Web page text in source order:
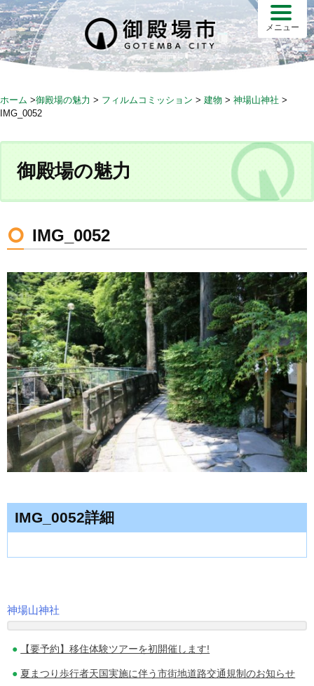
S
k
i
p
c
n
メニュー
ホーム >御殿場の魅力 > フィルムコミッション > 建物 > 神場山神社 >
IMG_0052
御殿場の魅力
IMG_0052
IMG_0052詳細
投
稿
ナ
神場山神社
【要予約】移住体験ツアーを初開催します!
夏まつり歩行者天国実施に伴う市街地道路交通規制のお知らせ